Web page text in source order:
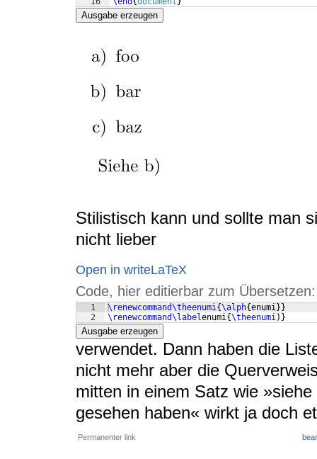
Ausgabe erzeugen
Stilistisch kann und sollte man
nicht lieber
Open in writeLaTeX
Code, hier editierbar zum Übersetzen:
1
2
\renewcommand\theenumi{\alph{enumi}}
\renewcommand\labelenumi{\theenumi)}
Ausgabe erzeugen
verwendet. Dann haben die
nicht mehr aber die
mitten in einem Satz wie
gesehen haben« wirkt ja doch
Permanenter link